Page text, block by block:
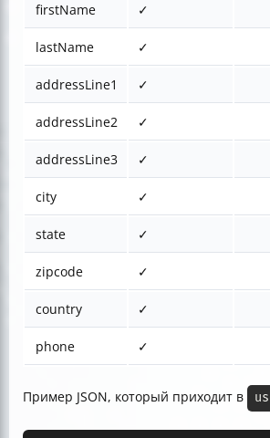
firstName ✓
lastName ✓
addressLine1 ✓
addressLine2 ✓
addressLine3 ✓
city ✓
state ✓
zipcode ✓
country ✓
phone ✓
Пример JSON, который приходит в